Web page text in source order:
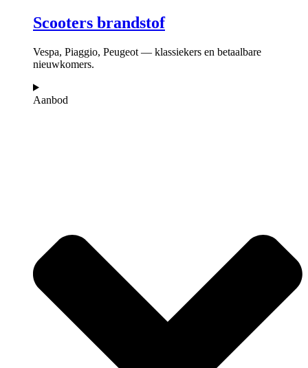
Scooters brandstof
Vespa, Piaggio, Peugeot — klassiekers en betaalbare
nieuwkomers.
Aanbod